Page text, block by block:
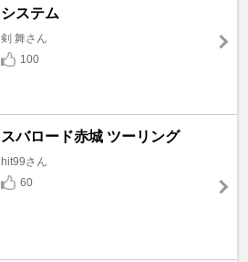
システム
剣 舞さん
100
スバロード赤城 ツーリング
hit99さん
60